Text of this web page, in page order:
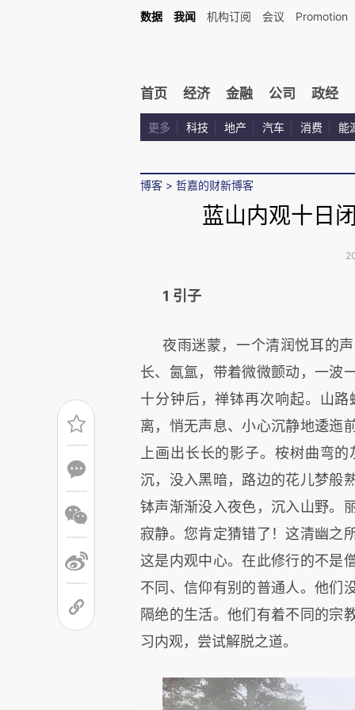
数据 我闻 机构订阅 会议 Promotion
首页 经济 金融 公司 政经
更多 科技 地产 汽车 消费 能
博客 > 哲嘉的财新博客
蓝山内观十日
1 引子
夜雨迷蒙，一个清润悦耳的
长、氤氲，带着微微颤动，一波
十分钟后，禅钵再次响起。山
离，悄无声息、小心沉静地逶迤
上画出长长的影子。桉树曲弯
沉，没入黑暗，路边的花儿梦般
钵声渐渐没入夜色，沉入山野。
寂静。您肯定猜错了！这清幽之
这是内观中心。在此修行的不是
不同、信仰有别的普通人。他们
隔绝的生活。他们有着不同的宗
习内观，尝试解脱之道。